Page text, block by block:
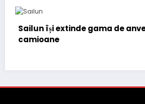
extinde gama de anvelope